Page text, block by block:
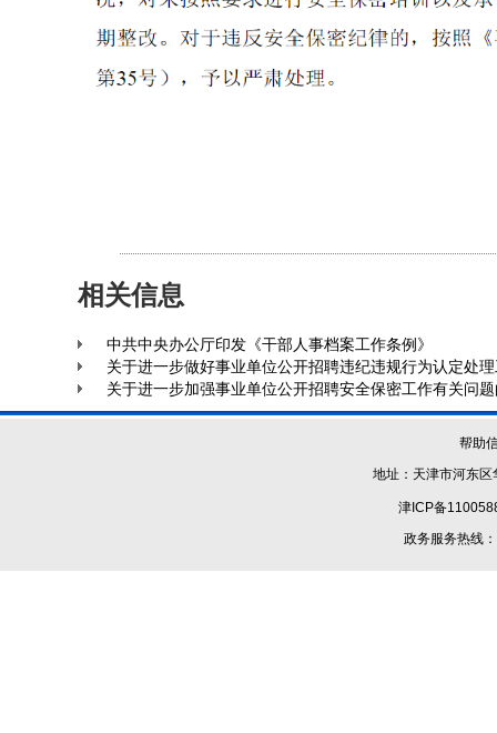
相关信息
中共中央办公厅印发《干部人事档案工作条例》
关于进一步做好事业单位公开招聘违纪违规行为认定处
关于进一步加强事业单位公开招聘安全保密工作有关问
帮助
地址：天津市河
津ICP备
政务服务热线